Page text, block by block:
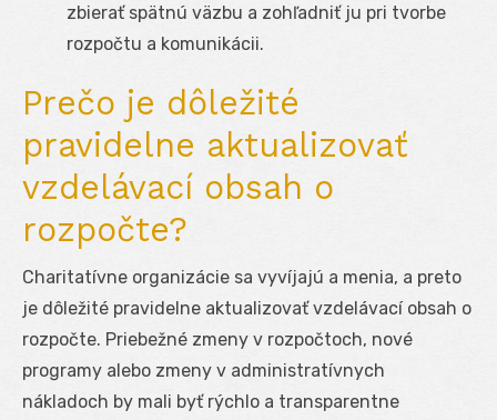
zbierať spätnú väzbu a zohľadniť ju pri tvorbe
rozpočtu a komunikácii.
Prečo je dôležité
pravidelne aktualizovať
vzdelávací obsah o
rozpočte?
Charitatívne organizácie sa vyvíjajú a menia, a preto
je dôležité pravidelne aktualizovať vzdelávací obsah o
rozpočte. Priebežné zmeny v rozpočtoch, nové
programy alebo zmeny v administratívnych
nákladoch by mali byť rýchlo a transparentne